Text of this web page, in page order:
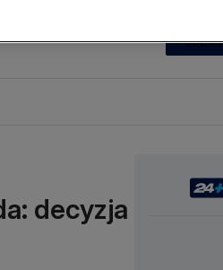
decyzja